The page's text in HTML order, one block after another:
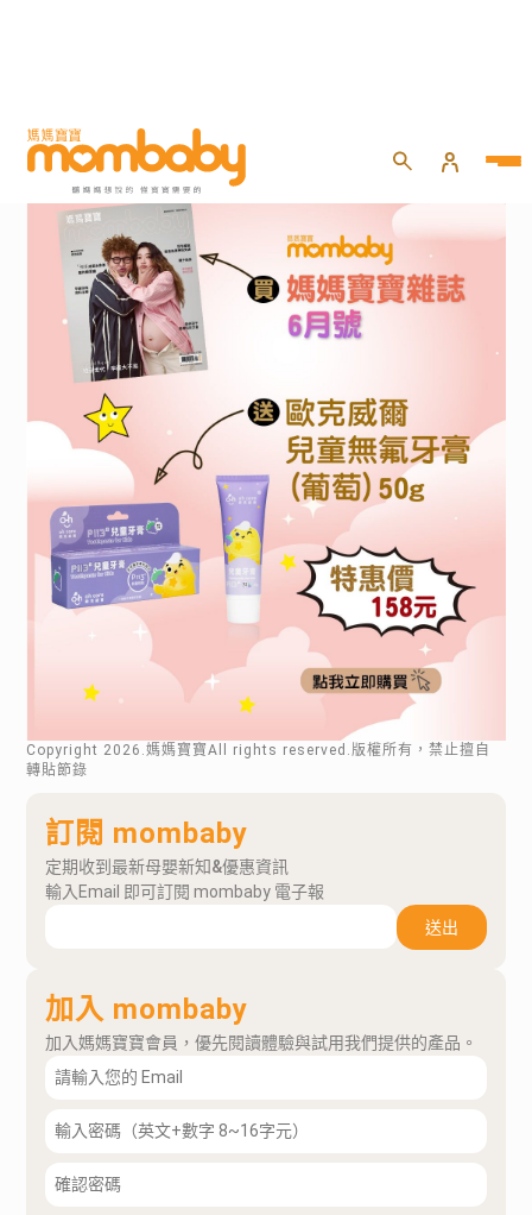
Copyright 2026 .媽媽寶寶All rights reserved.版權所有，禁止擅自
轉貼節錄
訂閱 mombaby
定期收到最新母嬰新知&優惠資訊
輸入Email 即可訂閱 mombaby 電子報
送出
加入 mombaby
加入媽媽寶寶會員，優先閱讀體驗與試用我們提供的產品。